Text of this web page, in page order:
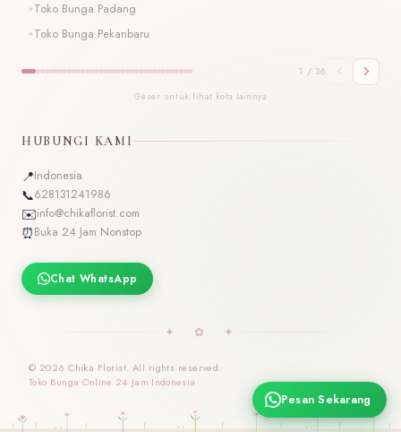
Toko Bunga Padang
Toko Bunga Pekanbaru
1 / 36
Geser untuk lihat kota lainnya
HUBUNGI KAMI
📍Indonesia
📞628131241986
✉️info@chikaflorist.com
⏰Buka 24 Jam Nonstop
Chat WhatsApp
✦ ✿ ✦
© 2026 Chika Florist. All rights reserved.
Toko Bunga Online 24 Jam Indonesia
Pesan Sekarang